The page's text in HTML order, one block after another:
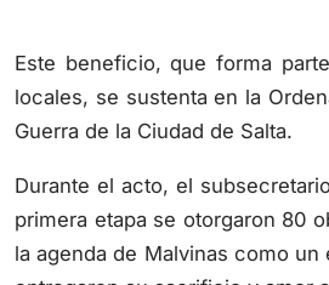
locales, se sustenta en la
Guerra de la Ciudad de Salta.
primera etapa se otorgaron 80
la agenda de Malvinas como
entregaron su sacrificio y amor